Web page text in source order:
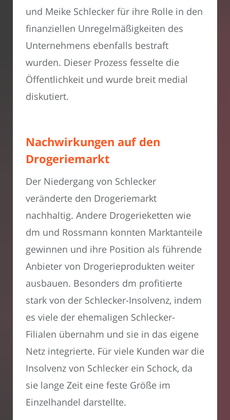
und Meike Schlecker für ihre Rolle in den
finanziellen Unregelmäßigkeiten des
Unternehmens ebenfalls bestraft
wurden. Dieser Prozess fesselte die
Öffentlichkeit und wurde breit medial
diskutiert.
Nachwirkungen auf den
Drogeriemarkt
Der Niedergang von Schlecker
veränderte den Drogeriemarkt
nachhaltig. Andere Drogerieketten wie
dm und Rossmann konnten Marktanteile
gewinnen und ihre Position als führende
Anbieter von Drogerieprodukten weiter
ausbauen. Besonders dm profitierte
stark von der Schlecker-Insolvenz, indem
es viele der ehemaligen Schlecker-
Filialen übernahm und sie in das eigene
Netz integrierte. Für viele Kunden war die
Insolvenz von Schlecker ein Schock, da
sie lange Zeit eine feste Größe im
Einzelhandel darstellte.